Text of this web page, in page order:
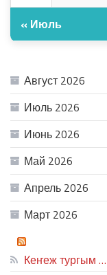
« Июль
Август 2026
Июль 2026
Июнь 2026
Май 2026
Апрель 2026
Март 2026
Кеҥеж тургым